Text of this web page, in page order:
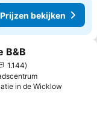
Prijzen bekijken
aan favorieten
B&B
1.144
in de Wicklow